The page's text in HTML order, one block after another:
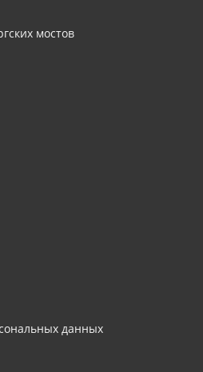
мостов
данных